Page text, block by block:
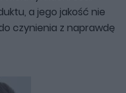
a jego jakość nie
czynienia z naprawdę